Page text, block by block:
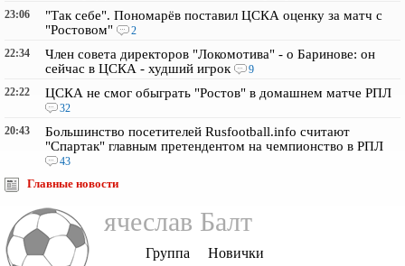
23:06
"Так себе". Пономарёв поставил ЦСКА оценку за матч с
"Ростовом"
2
22:34
Член совета директоров "Локомотива" - о Баринове: он
сейчас в ЦСКА - худший игрок
9
22:22
ЦСКА не смог обыграть "Ростов" в домашнем матче РПЛ
32
20:43
Большинство посетителей Rusfootball.info считают
"Спартак" главным претендентом на чемпионство в РПЛ
43
Главные новости
ячеслав Балт
Группа
Новички